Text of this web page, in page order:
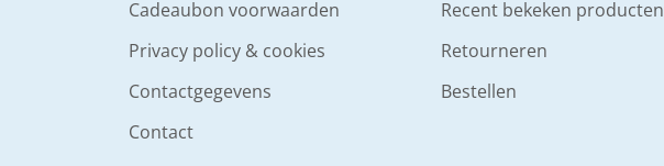
Cadeaubon voorwaarden
Privacy policy & cookies
Contactgegevens
Contact
Recent bekeken producten
Retourneren
Bestellen